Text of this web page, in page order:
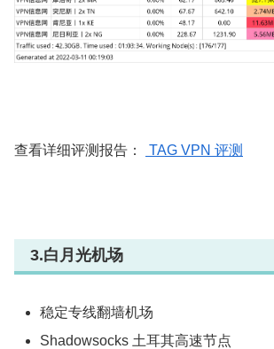
查看详细评测报告： TAG VPN 评测
3.白月光机场
稳定专线翻墙机场
Shadowsocks 土耳其高速节点